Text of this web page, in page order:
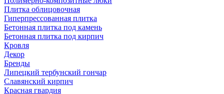
Плитка облицовочная
Гиперпрессованная плитка
Бетонная плитка под камень
Бетонная плитка под кирпич
Кровля
Декор
Бренды
Липецкий тербунский гончар
Славянский кирпич
Красная гвардия